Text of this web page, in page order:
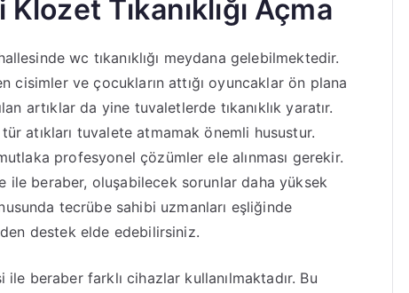
Tıkanıklığı Açma
wc tıkanıklığı meydana gelebilmektedir.
cisimler ve çocukların attığı oyuncaklar ön plana
artıklar da yine tuvaletlerde tıkanıklık yaratır.
atıkları tuvalete atmamak önemli husustur.
profesyonel çözümler ele alınması gerekir.
ile beraber, oluşabilecek sorunlar daha yüksek
tecrübe sahibi uzmanları eşliğinde
destek elde edebilirsiniz.
ile beraber farklı cihazlar kullanılmaktadır. Bu